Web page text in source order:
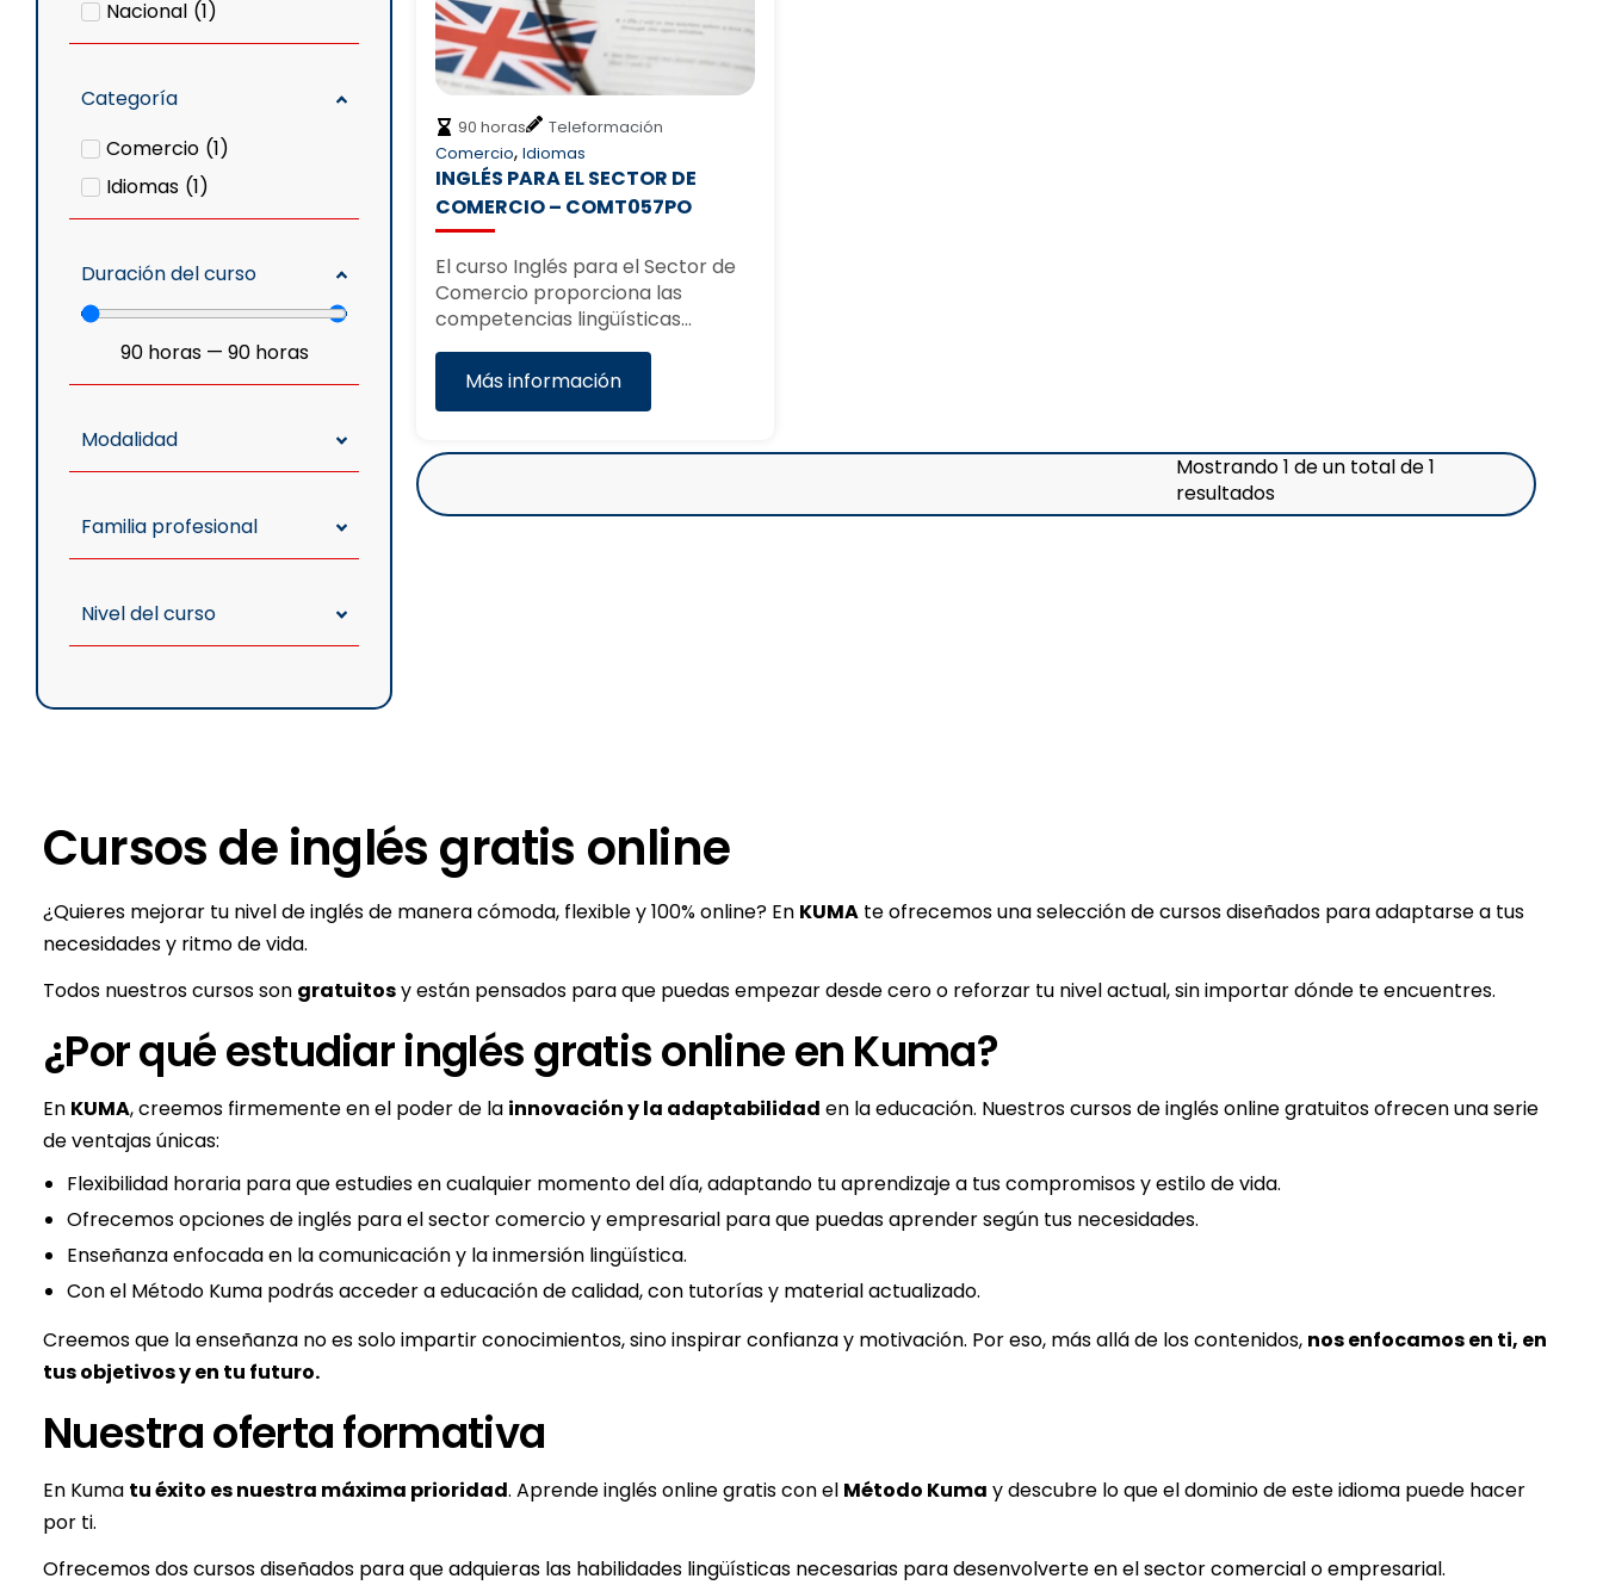
Nacional (1)
Categoría
Comercio (1)
Idiomas (1)
Duración del curso
90 horas— 90 horas
Modalidad
Familia profesional
Nivel del curso
90 horas
Teleformación
Comercio, Idiomas
INGLÉS PARA EL SECTOR DE
COMERCIO – COMT057PO
El curso Inglés para el Sector de
Comercio proporciona las
competencias lingüísticas…
Más información
Mostrando 1 de un total de 1
resultados
Cursos de inglés gratis online
¿Quieres mejorar tu nivel de inglés de manera cómoda, flexible y 100% online? En KUMA te ofrecemos una selección de cursos diseñados para adaptarse a tus
necesidades y ritmo de vida.
Todos nuestros cursos son gratuitosy están pensados para que puedas empezar desde cero o reforzar tu nivel actual, sin importar dónde te encuentres.
¿Por qué estudiar inglés gratis online en Kuma?
En KUMA, creemos firmemente en el poder de la innovación y la adaptabilidad en la educación. Nuestros cursos de inglés online gratuitos ofrecen una serie
de ventajas únicas:
Flexibilidad horaria para que estudies en cualquier momento del día, adaptando tu aprendizaje a tus compromisos y estilo de vida.
Ofrecemos opciones de inglés para el sector comercio y empresarial para que puedas aprender según tus necesidades.
Enseñanza enfocada en la comunicación y la inmersión lingüística.
Con el Método Kuma podrás acceder a educación de calidad, con tutorías y material actualizado.
Creemos que la enseñanza no es solo impartir conocimientos, sino inspirar confianza y motivación. Por eso, más allá de los contenidos, nos enfocamos en ti, en
tus objetivos y en tu futuro.
Nuestra oferta formativa
En Kuma tu éxito es nuestra máxima prioridad. Aprende inglés online gratis con el Método Kuma y descubre lo que el dominio de este idioma puede hacer
por ti.
Ofrecemos dos cursos diseñados para que adquieras las habilidades lingüísticas necesarias para desenvolverte en el sector comercial o empresarial.